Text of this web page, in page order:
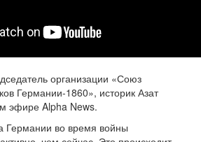
организации «Союз
Германии-1860», историк Азат
эфире Alpha News.
Германии во время войны